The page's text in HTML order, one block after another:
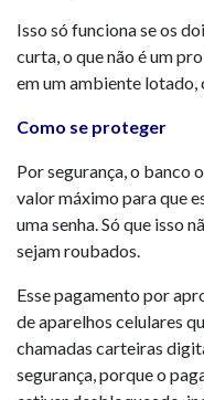
Isso só funciona se os
curta, o que não é um
em um ambiente lotado,
Como se proteger
Por segurança, o banco
valor máximo para que
uma senha. Só que isso
sejam roubados.
Esse pagamento por
de aparelhos celulares
chamadas carteiras
segurança, porque o